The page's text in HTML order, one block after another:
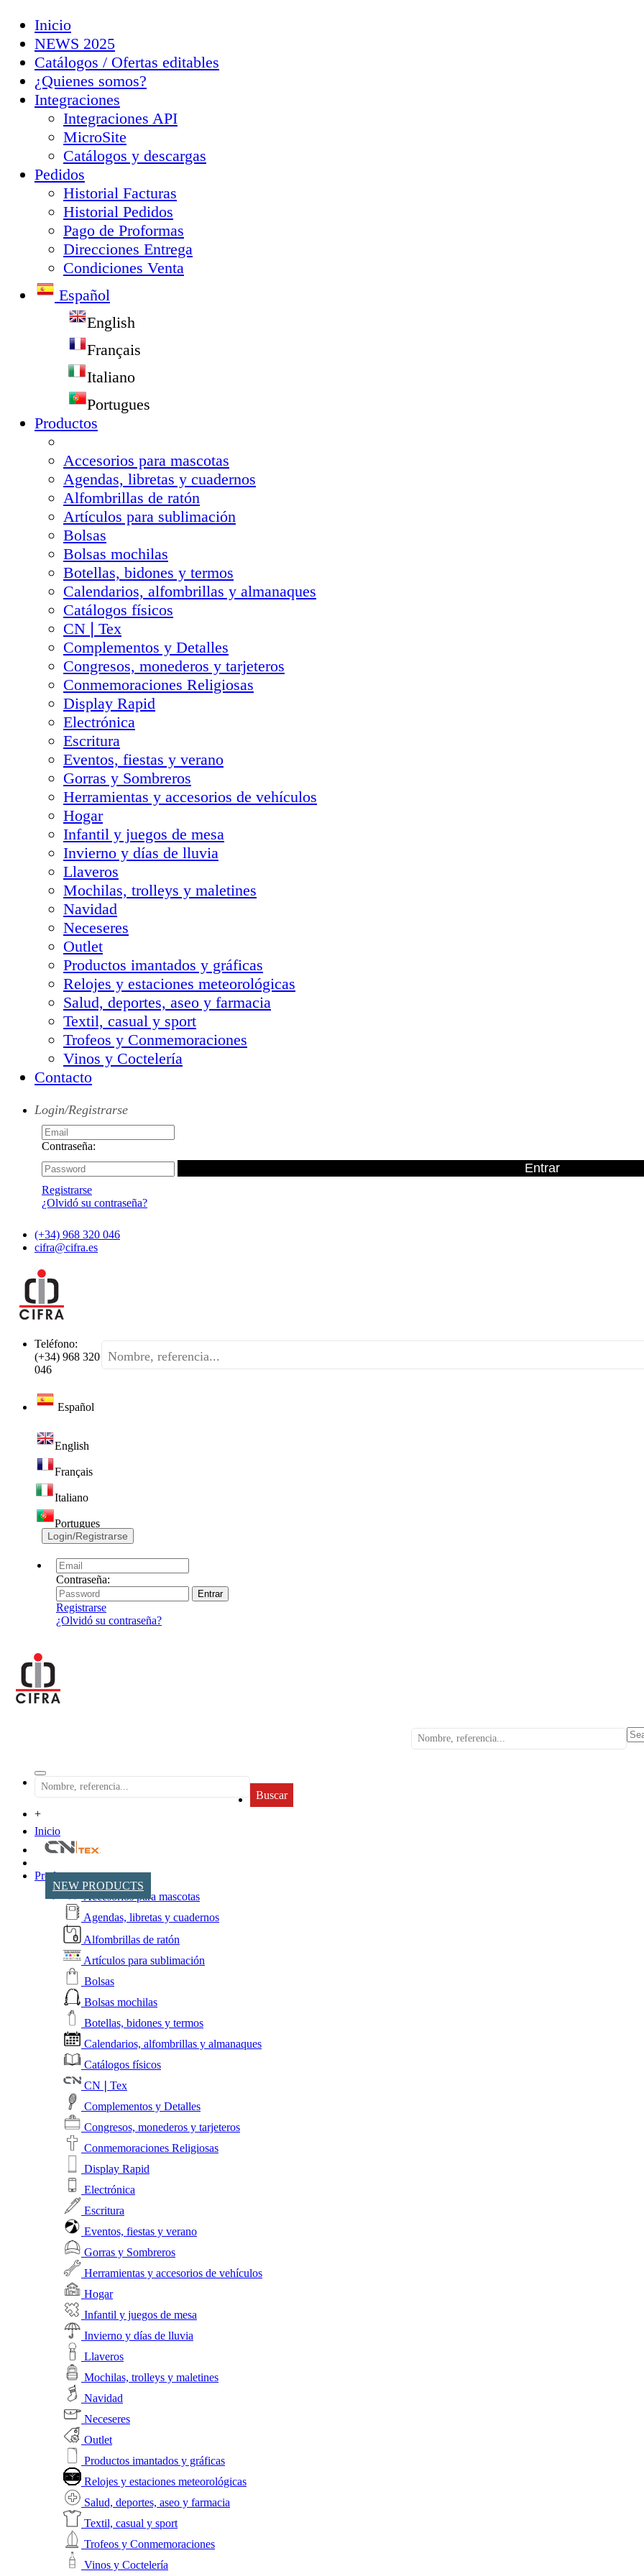
Inicio
NEWS 2025
Catálogos / Ofertas editables
¿Quienes somos?
Integraciones
Integraciones API
MicroSite
Catálogos y descargas
Pedidos
Historial Facturas
Historial Pedidos
Pago de Proformas
Direcciones Entrega
Condiciones Venta
Español
English
Français
Italiano
Portugues
Productos
Accesorios para mascotas
Agendas, libretas y cuadernos
Alfombrillas de ratón
Artículos para sublimación
Bolsas
Bolsas mochilas
Botellas, bidones y termos
Calendarios, alfombrillas y almanaques
Catálogos físicos
CN❘Tex
Complementos y Detalles
Congresos, monederos y tarjeteros
Conmemoraciones Religiosas
Display Rapid
Electrónica
Escritura
Eventos, fiestas y verano
Gorras y Sombreros
Herramientas y accesorios de vehículos
Hogar
Infantil y juegos de mesa
Invierno y días de lluvia
Llaveros
Mochilas, trolleys y maletines
Navidad
Neceseres
Outlet
Productos imantados y gráficas
Relojes y estaciones meteorológicas
Salud, deportes, aseo y farmacia
Textil, casual y sport
Trofeos y Conmemoraciones
Vinos y Coctelería
Contacto
Login/Registrarse
Contraseña:
Registrarse
¿Olvidó su contraseña?
(+34) 968 320 046
cifra@cifra.es
Teléfono:
(+34) 968 320
046
Español
English
Français
Italiano
Portugues
Login/Registrarse
Contraseña:
Registrarse
¿Olvidó su contraseña?
Buscar
+
Inicio
NEW PRODUCTS
Productos
Accesorios para mascotas
Agendas, libretas y cuadernos
Alfombrillas de ratón
Artículos para sublimación
Bolsas
Bolsas mochilas
Botellas, bidones y termos
Calendarios, alfombrillas y almanaques
Catálogos físicos
CN❘Tex
Complementos y Detalles
Congresos, monederos y tarjeteros
Conmemoraciones Religiosas
Display Rapid
Electrónica
Escritura
Eventos, fiestas y verano
Gorras y Sombreros
Herramientas y accesorios de vehículos
Hogar
Infantil y juegos de mesa
Invierno y días de lluvia
Llaveros
Mochilas, trolleys y maletines
Navidad
Neceseres
Outlet
Productos imantados y gráficas
Relojes y estaciones meteorológicas
Salud, deportes, aseo y farmacia
Textil, casual y sport
Trofeos y Conmemoraciones
Vinos y Coctelería